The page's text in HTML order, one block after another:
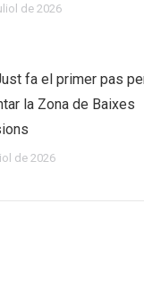
de 2026
fa el primer pas
la Zona de Baixes
de 2026